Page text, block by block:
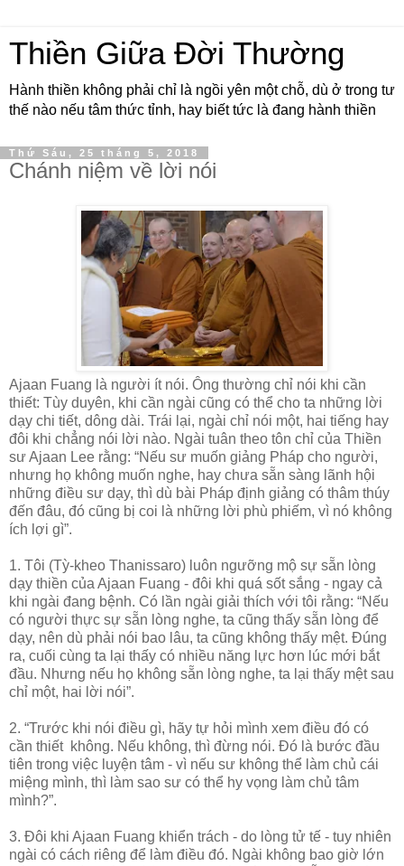
Thiền Giữa Đời Thường
Hành thiền không phải chỉ là ngồi yên một chỗ, dù ở trong tư
thế nào nếu tâm thức tỉnh, hay biết tức là đang hành thiền
Thứ Sáu, 25 tháng 5, 2018
Chánh niệm về lời nói
Ajaan Fuang là người ít nói. Ông thường chỉ nói khi cần
thiết: Tùy duyên, khi cần ngài cũng có thể cho ta những lời
dạy chi tiết, dông dài. Trái lại, ngài chỉ nói một, hai tiếng hay
đôi khi chẳng nói lời nào. Ngài tuân theo tôn chỉ của Thiền
sư Ajaan Lee rằng: “Nếu sư muốn giảng Pháp cho người,
nhưng họ không muốn nghe, hay chưa sẵn sàng lãnh hội
những điều sư dạy, thì dù bài Pháp định giảng có thâm thúy
đến đâu, đó cũng bị coi là những lời phù phiếm, vì nó không
ích lợi gì”.
1. Tôi (Tỳ-kheo Thanissaro) luôn ngưỡng mộ sự sẵn lòng
dạy thiền của Ajaan Fuang - đôi khi quá sốt sắng - ngay cả
khi ngài đang bệnh. Có lần ngài giải thích với tôi rằng: “Nếu
có người thực sự sẵn lòng nghe, ta cũng thấy sẵn lòng để
dạy, nên dù phải nói bao lâu, ta cũng không thấy mệt. Đúng
ra, cuối cùng ta lại thấy có nhiều năng lực hơn lúc mới bắt
đầu. Nhưng nếu họ không sẵn lòng nghe, ta lại thấy mệt sau
chỉ một, hai lời nói”.
2. “Trước khi nói điều gì, hãy tự hỏi mình xem điều đó có
cần thiết không. Nếu không, thì đừng nói. Đó là bước đầu
tiên trong việc luyện tâm - vì nếu sư không thể làm chủ cái
miệng mình, thì làm sao sư có thể hy vọng làm chủ tâm
mình?”.
3. Đôi khi Ajaan Fuang khiển trách - do lòng tử tế - tuy nhiên
ngài có cách riêng để làm điều đó. Ngài không bao giờ lớn